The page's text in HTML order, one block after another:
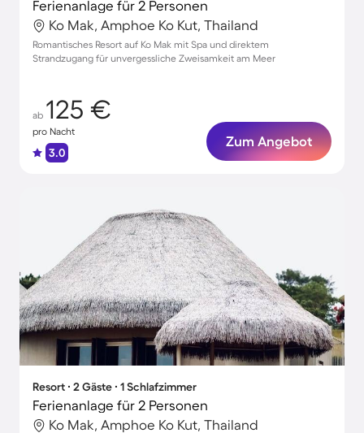
Ferienanlage für 2 Personen
Ko Mak, Amphoe Ko Kut, Thailand
Romantisches Resort auf Ko Mak mit Spa und direktem
Strandzugang für unvergessliche Zweisamkeit am Meer
ab 125 €
pro Nacht
3.0
Zum Angebot
Resort ∙ 2 Gäste ∙ 1 Schlafzimmer
Ferienanlage für 2 Personen
Ko Mak, Amphoe Ko Kut, Thailand